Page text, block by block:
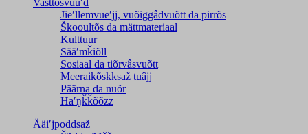
Jieʹllemvueʹjj, vuõiggâdvuõtt da pirrõs
Škooultõs da mättmateriaal
Kulttuur
Sääʹmǩiõll
Sosiaal da tiõrvâsvuõtt
Meeraikõskksaž tuâjj
Päärna da nuõr
Haʹŋǩǩõõzz
Ääiʹjpoddsaž